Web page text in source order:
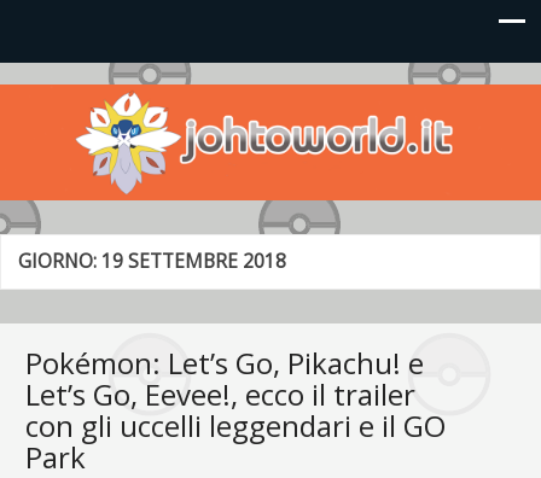
Johto World
Le novità più frizzanti dall'universo Pokémon e Nintendo
GIORNO: 19 SETTEMBRE 2018
Pokémon: Let’s Go, Pikachu! e
Let’s Go, Eevee!, ecco il trailer
con gli uccelli leggendari e il GO
Park